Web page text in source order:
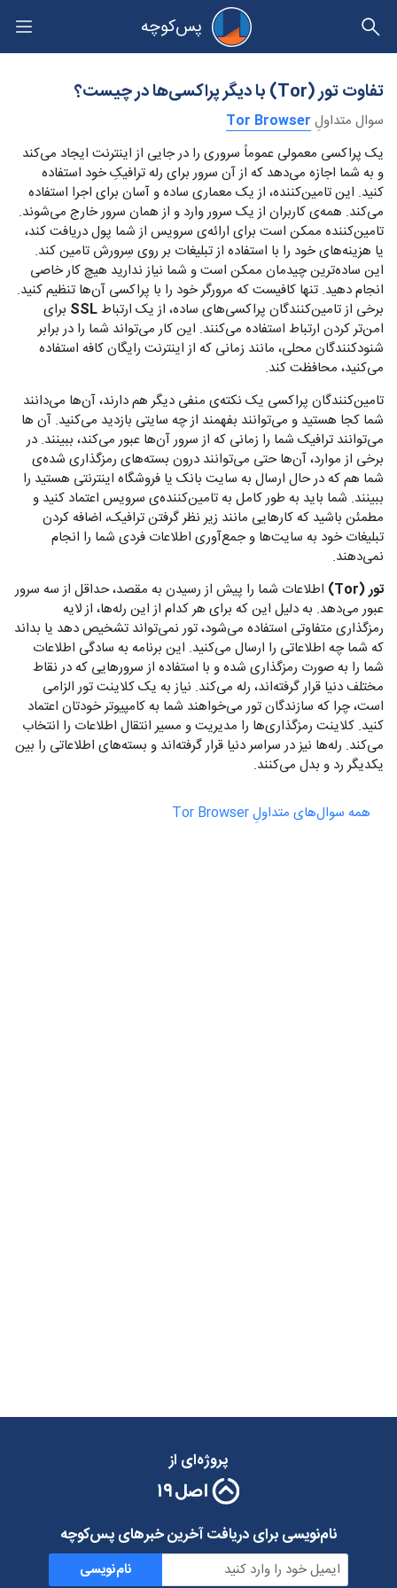
پس‌کوچه
حریم خصوصی
تفاوت تور (Tor) با دیگر پراکسی‌ها در چیست؟
سوال متداولِ Tor Browser
یک پراکسی معمولی عموماً سروری را در جایی از اینترنت ایجاد می‌کند
و به شما اجازه می‌دهد که از آن سرور برای رله ترافیکِ خود استفاده
کنید. این تامین‌کننده، از یک معماری ساده و آسان برای اجرا استفاده
می‌کند. همه‌ی کاربران از یک سرور وارد و از همان سرور خارج می‌شوند.
تامین‌کننده ممکن است برای ارائه‌ی سرویس از شما پول دریافت کند،
یا هزینه‌های خود را با استفاده از تبلیغات بر روی سِرورش تامین کند.
این ساده‌ترین چیدمان ممکن است و شما نیاز ندارید هیچ کار خاصی
انجام دهید. تنها کافیست که مرورگر خود را با پراکسی آن‌ها تنظیم کنید.
برخی از تامین‌کنندگان پراکسی‌های ساده، از یک ارتباطSSL برای
امن‌تر کردن ارتباط استفاده می‌کنند. این کار می‌تواند شما را در برابر
شنودکنندگان محلی، مانند زمانی که از اینترنت رایگان کافه استفاده
می‌کنید، محافظت کند.
تامین‌کنندگان پراکسی یک نکته‌ی منفی دیگر هم دارند، آن‌ها می‌دانند
شما کجا هستید و می‌توانند بفهمند از چه سایتی بازدید می‌کنید. آن ها
می‌توانند ترافیک شما را زمانی که از سرور آن‌ها عبور می‌کند، ببینند. در
برخی از موارد، آن‌ها حتی می‌توانند درون بسته‌های رمزگذاری شده‌ی
شما هم که در حال ارسال به سایت بانک یا فروشگاه اینترنتی هستید را
ببینند. شما باید به طور کامل به تامین‌کننده‌ی ‌سرویس اعتماد کنید و
مطمئن باشید که کارهایی مانند زیر نظر گرفتن ترافیک، اضافه کردن
تبلیغات خود به سایت‌ها و جمع‌آوری اطلاعات فردی شما را انجام
نمی‌دهند.
تور (Tor)
اطلاعات شما را پیش از رسیدن به مقصد، حداقل از سه سرور
عبور می‌دهد. به دلیل این که برای هر کدام از این رله‌ها، از لایه
رمزگذاری متفاوتی استفاده می‌شود، تور نمی‌تواند تشخیص دهد یا بداند
که شما چه اطلاعاتی را ارسال می‌کنید. این برنامه به سادگی اطلاعات
شما را به صورت رمزگذاری شده و با استفاده از سرورهایی که در نقاط
مختلف دنیا قرار گرفته‌اند، رله می‌کند. نیاز به یک کلاینت تور الزامی
است، چرا که سازندگان تور می‌خواهند شما به کامپیوتر خودتان اعتماد
کنید. کلاینت رمزگذاری‌ها را مدیریت و مسیر انتقال اطلاعات را انتخاب
می‌کند. رله‌ها نیز در سراسر دنیا قرار گرفته‌اند و بسته‌های اطلاعاتی را بین
یکدیگر رد و بدل می‌کنند.
همه سوال‌های متداولِ Tor Browser
پروژه‌ای از
نام‌نویسی برای دریافت آخرین خبرهای پس‌کوچه
نام‌نویسی